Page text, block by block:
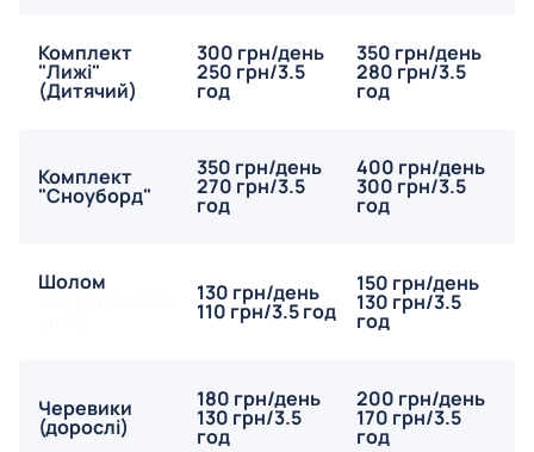
Комплект
"Лижі"
(Дитячий)
300 грн/день
250 грн/3.5
год
350 грн/день
280 грн/3.5
год
Комплект
"Сноуборд"
350 грн/день
270 грн/3.5
год
400 грн/день
300 грн/3.5
год
Шолом 130 грн/день
110 грн/3.5 год
150 грн/день
130 грн/3.5
год
Черевики
(дорослі)
180 грн/день
130 грн/3.5
год
200 грн/день
170 грн/3.5
год